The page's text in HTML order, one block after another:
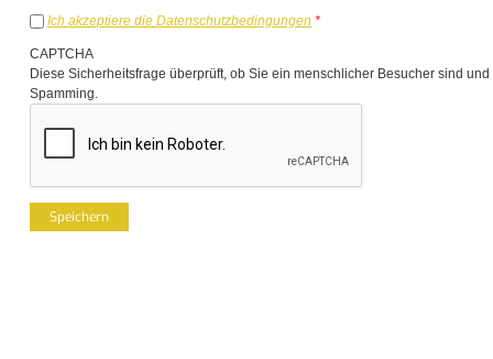
Ich akzeptiere die Datenschutzbedingungen *
CAPTCHA
Diese Sicherheitsfrage überprüft, ob Sie ein menschlicher Besucher sind
Spamming.